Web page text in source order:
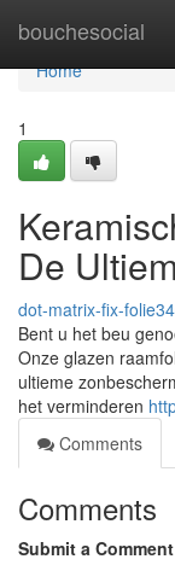
bouchesocial
Home
Home
1
De
dot-matrix-fix-
Bent u het beu
Onze glazen
ultieme
het verminderen
Comments
Comments
Submit a Comment